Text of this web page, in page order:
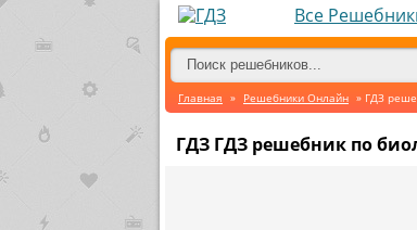
Все
Главная » Решебники Онлайн » ГДЗ
ГДЗ ГДЗ решебник по